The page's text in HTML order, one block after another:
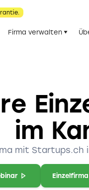
Firma verwalten
im
mit Startups.ch